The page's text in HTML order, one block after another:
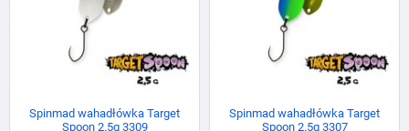
Spinmad wahadłówka Target
Spoon 2.5g 3309
Spinmad wahadłówka Target
Spoon 2.5g 3307